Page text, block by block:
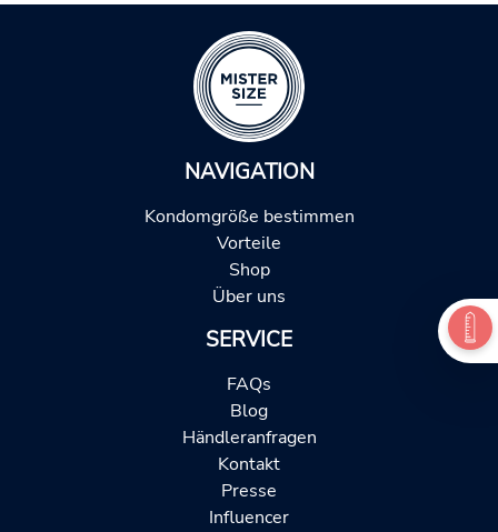
NAVIGATION
Kondomgröße bestimmen
Vorteile
Shop
Über uns
SERVICE
FAQs
Blog
Händleranfragen
Kontakt
Presse
Influencer